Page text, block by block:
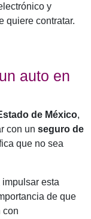
y
quiere contratar.
auto en
de México,
con un seguro de
que no sea
esta
de que
con